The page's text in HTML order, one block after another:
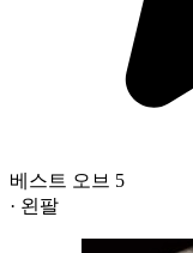
베스트 오브 5
· 왼팔